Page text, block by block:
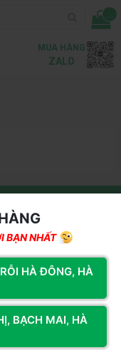
...
MUA HÀNG
ZALO
Đăng ký
BẠN NHẤT
HÀ ĐÔNG, HÀ
BẠCH MAI, HÀ